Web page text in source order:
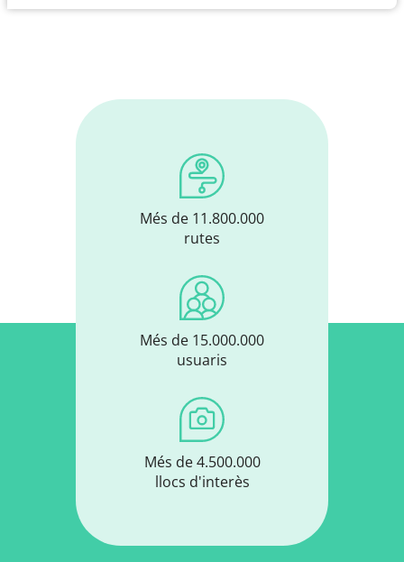
Més de 11.800.000
rutes
Més de 15.000.000
usuaris
Més de 4.500.000
llocs d'interès